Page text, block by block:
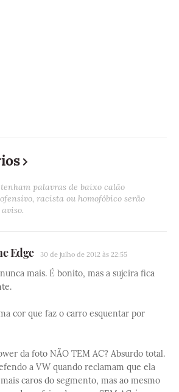
palavras de baixo calão
racista ou homofóbico serão
Edge 30 de julho de 2012 às 22:55
mais. É bonito, mas a sujeira fica
cor que faz o carro esquentar por
da foto NÃO TEM AC? Absurdo total.
a VW quando reclamam que ela
caros do segmento, mas ao mesmo